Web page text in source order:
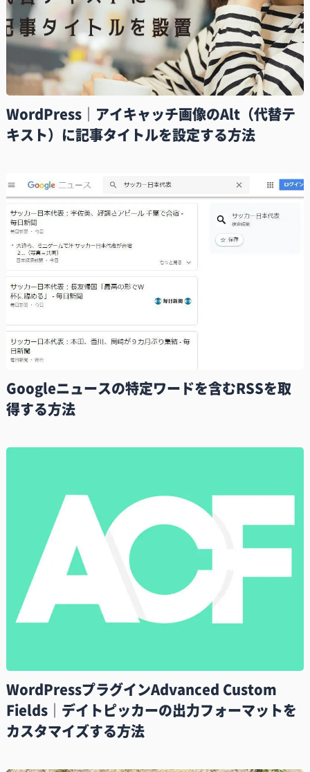
WordPress｜アイキャッチ画像のAlt（代替テ
キスト）に記事タイトルを設定する方法
Googleニュースの特定ワードを含むRSSを取
得する方法
WordPressプラグインAdvanced Custom
Fields｜デイトピッカーの出力フォーマットを
カスタマイズする方法